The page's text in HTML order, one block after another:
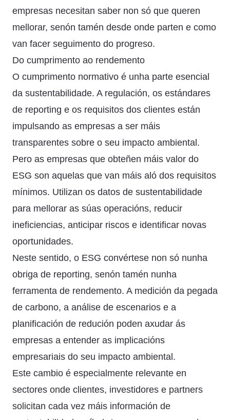
empresas necesitan saber non só que queren
mellorar, senón tamén desde onde parten e como
van facer seguimento do progreso.
Do cumprimento ao rendemento
O cumprimento normativo é unha parte esencial
da sustentabilidade. A regulación, os estándares
de reporting e os requisitos dos clientes están
impulsando as empresas a ser máis
transparentes sobre o seu impacto ambiental.
Pero as empresas que obteñen máis valor do
ESG son aquelas que van máis aló dos requisitos
mínimos. Utilizan os datos de sustentabilidade
para mellorar as súas operacións, reducir
ineficiencias, anticipar riscos e identificar novas
oportunidades.
Neste sentido, o ESG convértese non só nunha
obriga de reporting, senón tamén nunha
ferramenta de rendemento. A medición da pegada
de carbono, a análise de escenarios e a
planificación de redución poden axudar ás
empresas a entender as implicacións
empresariais do seu impacto ambiental.
Este cambio é especialmente relevante en
sectores onde clientes, investidores e partners
solicitan cada vez máis información de